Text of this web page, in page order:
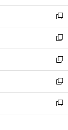
開
く
ウ
で
開
く
ン
ド
ウ
で
開
く
ウ
ィ
ン
ド
ウ
で
開
く
新
し
い
ウ
ィ
ン
ド
ウ
で
開
新
し
い
ウ
ィ
ン
ド
ウ
新
し
い
ウ
ィ
ン
新
し
い
ウ
新
し